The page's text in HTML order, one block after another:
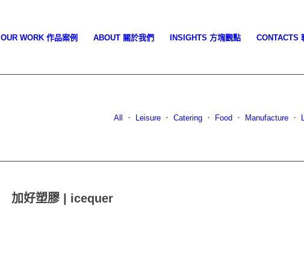
OUR WORK 作品案例 ABOUT 關於我們 INSIGHTS 方塊觀點 CONTACTS
All ． Leisure ． Catering ． Food ． Manufacture ．
加好塑膠 | icequer